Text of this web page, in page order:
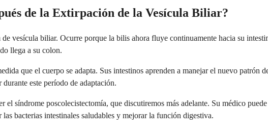
de la Extirpación de la Vesícula Biliar?
vesícula biliar. Ocurre porque la bilis ahora fluye continuamente hacia su
llega a su colon.
que el cuerpo se adapta. Sus intestinos aprenden a manejar el nuevo patrón
este período de adaptación.
el síndrome poscolecistectomía, que discutiremos más adelante. Su médico
bacterias intestinales saludables y mejorar la función digestiva.